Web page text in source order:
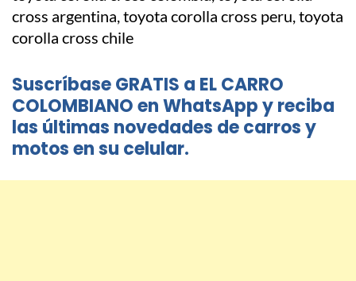
Suscríbase GRATIS a EL CARRO
COLOMBIANO en WhatsApp y reciba
las últimas novedades de carros y
motos en su celular.